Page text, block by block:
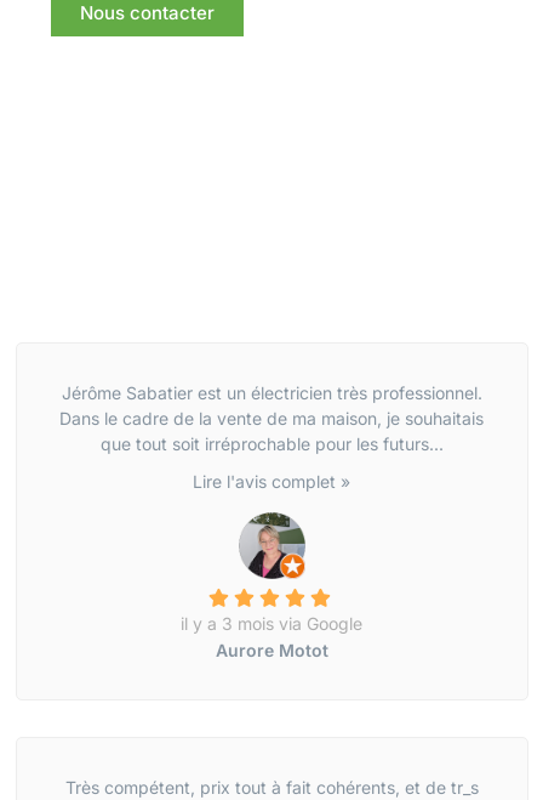
Nous contacter
Jérôme Sabatier est un électricien très professionnel.
Dans le cadre de la vente de ma maison, je souhaitais
que tout soit irréprochable pour les futurs...
Lire l'avis complet »
il y a 3 mois via Google
Aurore Motot
Très compétent, prix tout à fait cohérents, et de tr_s